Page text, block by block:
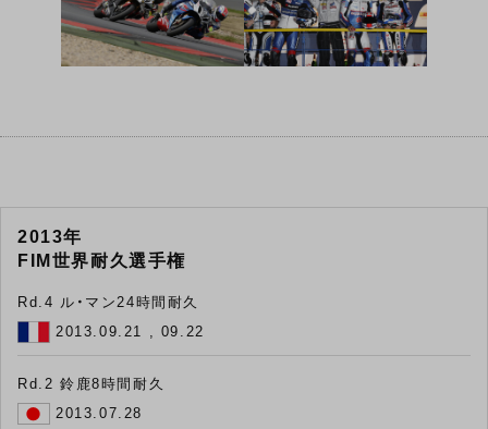
2013年
FIM世界耐久選手権
Rd.4 ル・マン24時間耐久
2013.09.21 , 09.22
Rd.2 鈴鹿8時間耐久
2013.07.28